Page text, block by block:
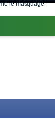
le masquage